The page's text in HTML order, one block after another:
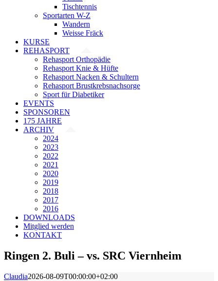
Tischtennis
Sportarten W-Z
Wandern
Weisse Fräck
KURSE
REHASPORT
Rehasport Orthopädie
Rehasport Knie & Hüfte
Rehasport Nacken & Schultern
Rehasport Brustkrebsnachsorge
Sport für Diabetiker
EVENTS
SPONSOREN
175 JAHRE
ARCHIV
2024
2023
2022
2021
2020
2019
2018
2017
2016
DOWNLOADS
Mitglied werden
KONTAKT
Ringen 2. Buli – vs. SRC Viernheim
Claudia2026-08-09T00:00:00+02:00